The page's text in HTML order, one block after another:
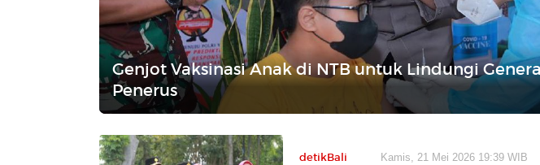
Genjot Vaksinasi Anak di NTB untuk Lindungi
Penerus
detikBali Kamis, 21 Mei 2026 19:39 WIB